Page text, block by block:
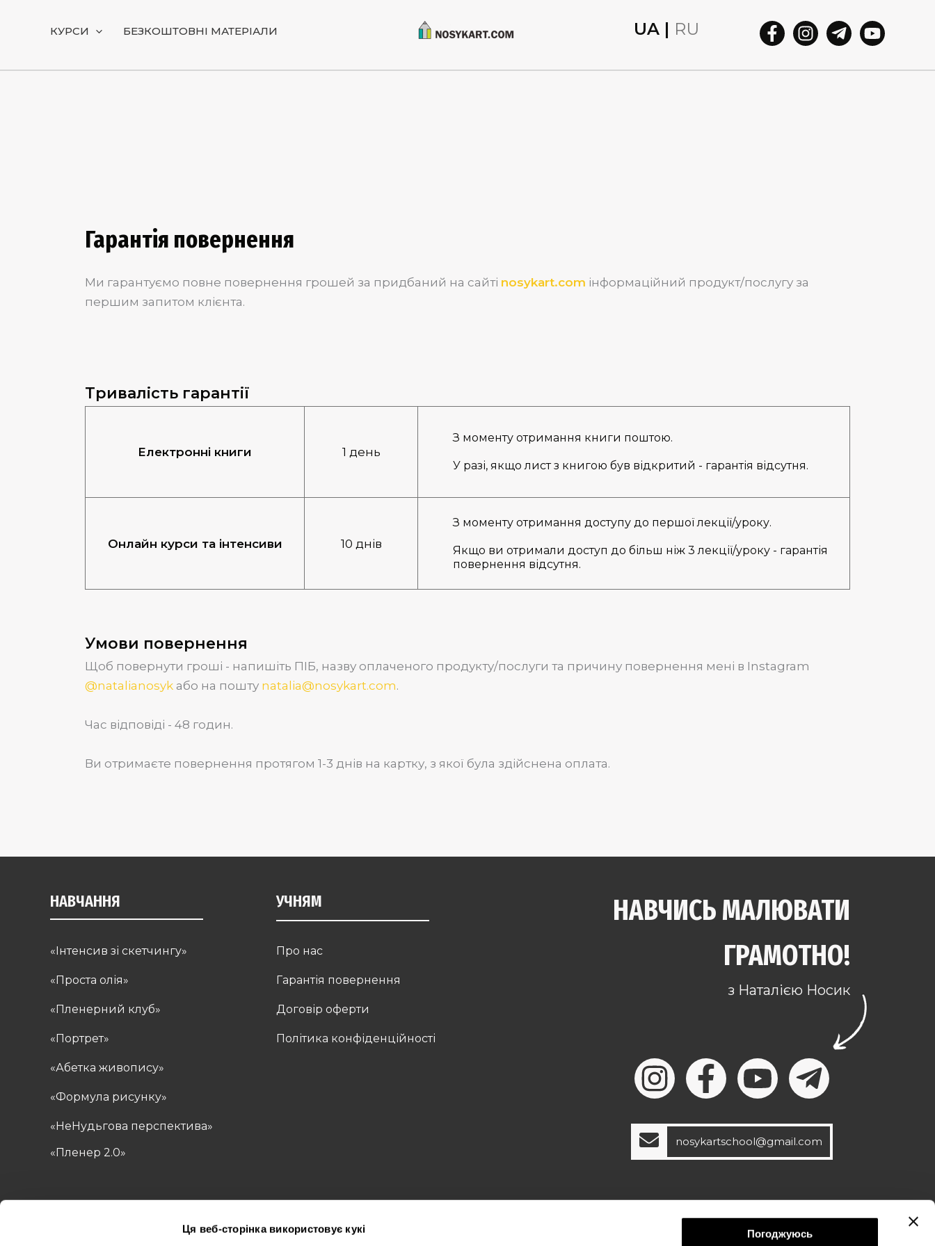
Ця веб-сторінка використовує кукі
Погоджуюсь
КУРСИ БЕЗКОШТОВНІ МАТЕРІАЛИ UA | RU
Гарантія повернення
Ми гарантуємо повне повернення грошей за придбаний на сайті nosykart.com інформаційний продукт/послугу за
першим запитом клієнта.
Тривалість гарантії
Електронні книги 1 день
З моменту отримання книги поштою.
У разі, якщо лист з книгою був відкритий - гарантія відсутня.
Онлайн курси та інтенсиви 10 днів
З моменту отримання доступу до першої лекції/уроку.
Якщо ви отримали доступ до більш ніж 3 лекції/уроку - гарантія
повернення відсутня.
Умови повернення
Щоб повернути гроші - напишіть ПІБ, назву оплаченого продукту/послуги та причину повернення мені в Instagram
@natalianosyk або на пошту natalia@nosykart.com.
Час відповіді - 48 годин.
Ви отримаєте повернення протягом 1-3 днів на картку, з якої була здійснена оплата.
НАВЧАННЯ
«Інтенсив зі скетчингу»
«Проста олія»
«Пленерний клуб»
«Портрет»
«Абетка живопису»
«Формула рисунку»
«НеНудьгова перспектива»
«Пленер 2.0»
УЧНЯМ
Про нас
Гарантія повернення
Договір оферти
Політика конфіденційності
НАВЧИСЬ МАЛЮВАТИ
ГРАМОТНО!
з Наталією Носик
nosykartschool@gmail.com
©2019-2026. Nosykart.com